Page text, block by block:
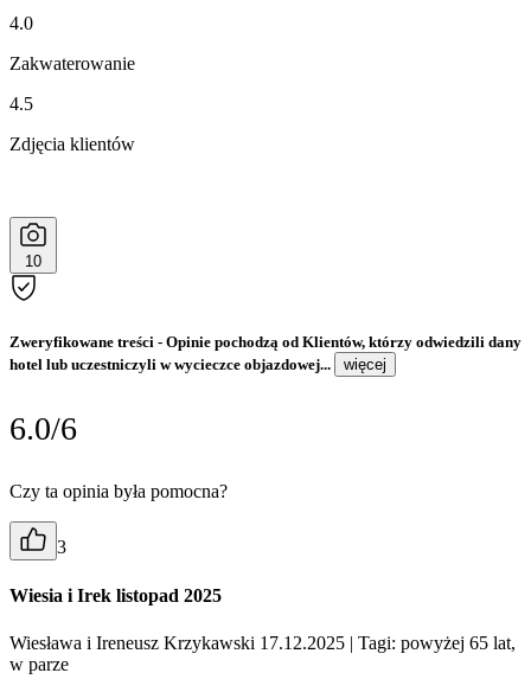
4.0
Zakwaterowanie
4.5
Zdjęcia klientów
10
Zweryfikowane treści - Opinie pochodzą od Klientów, którzy odwiedzili dany
hotel lub uczestniczyli w wycieczce objazdowej...
więcej
6.0/6
Czy ta opinia była pomocna?
3
Wiesia i Irek listopad 2025
Wiesława i Ireneusz Krzykawski 17.12.2025 | Tagi: powyżej 65 lat,
w parze